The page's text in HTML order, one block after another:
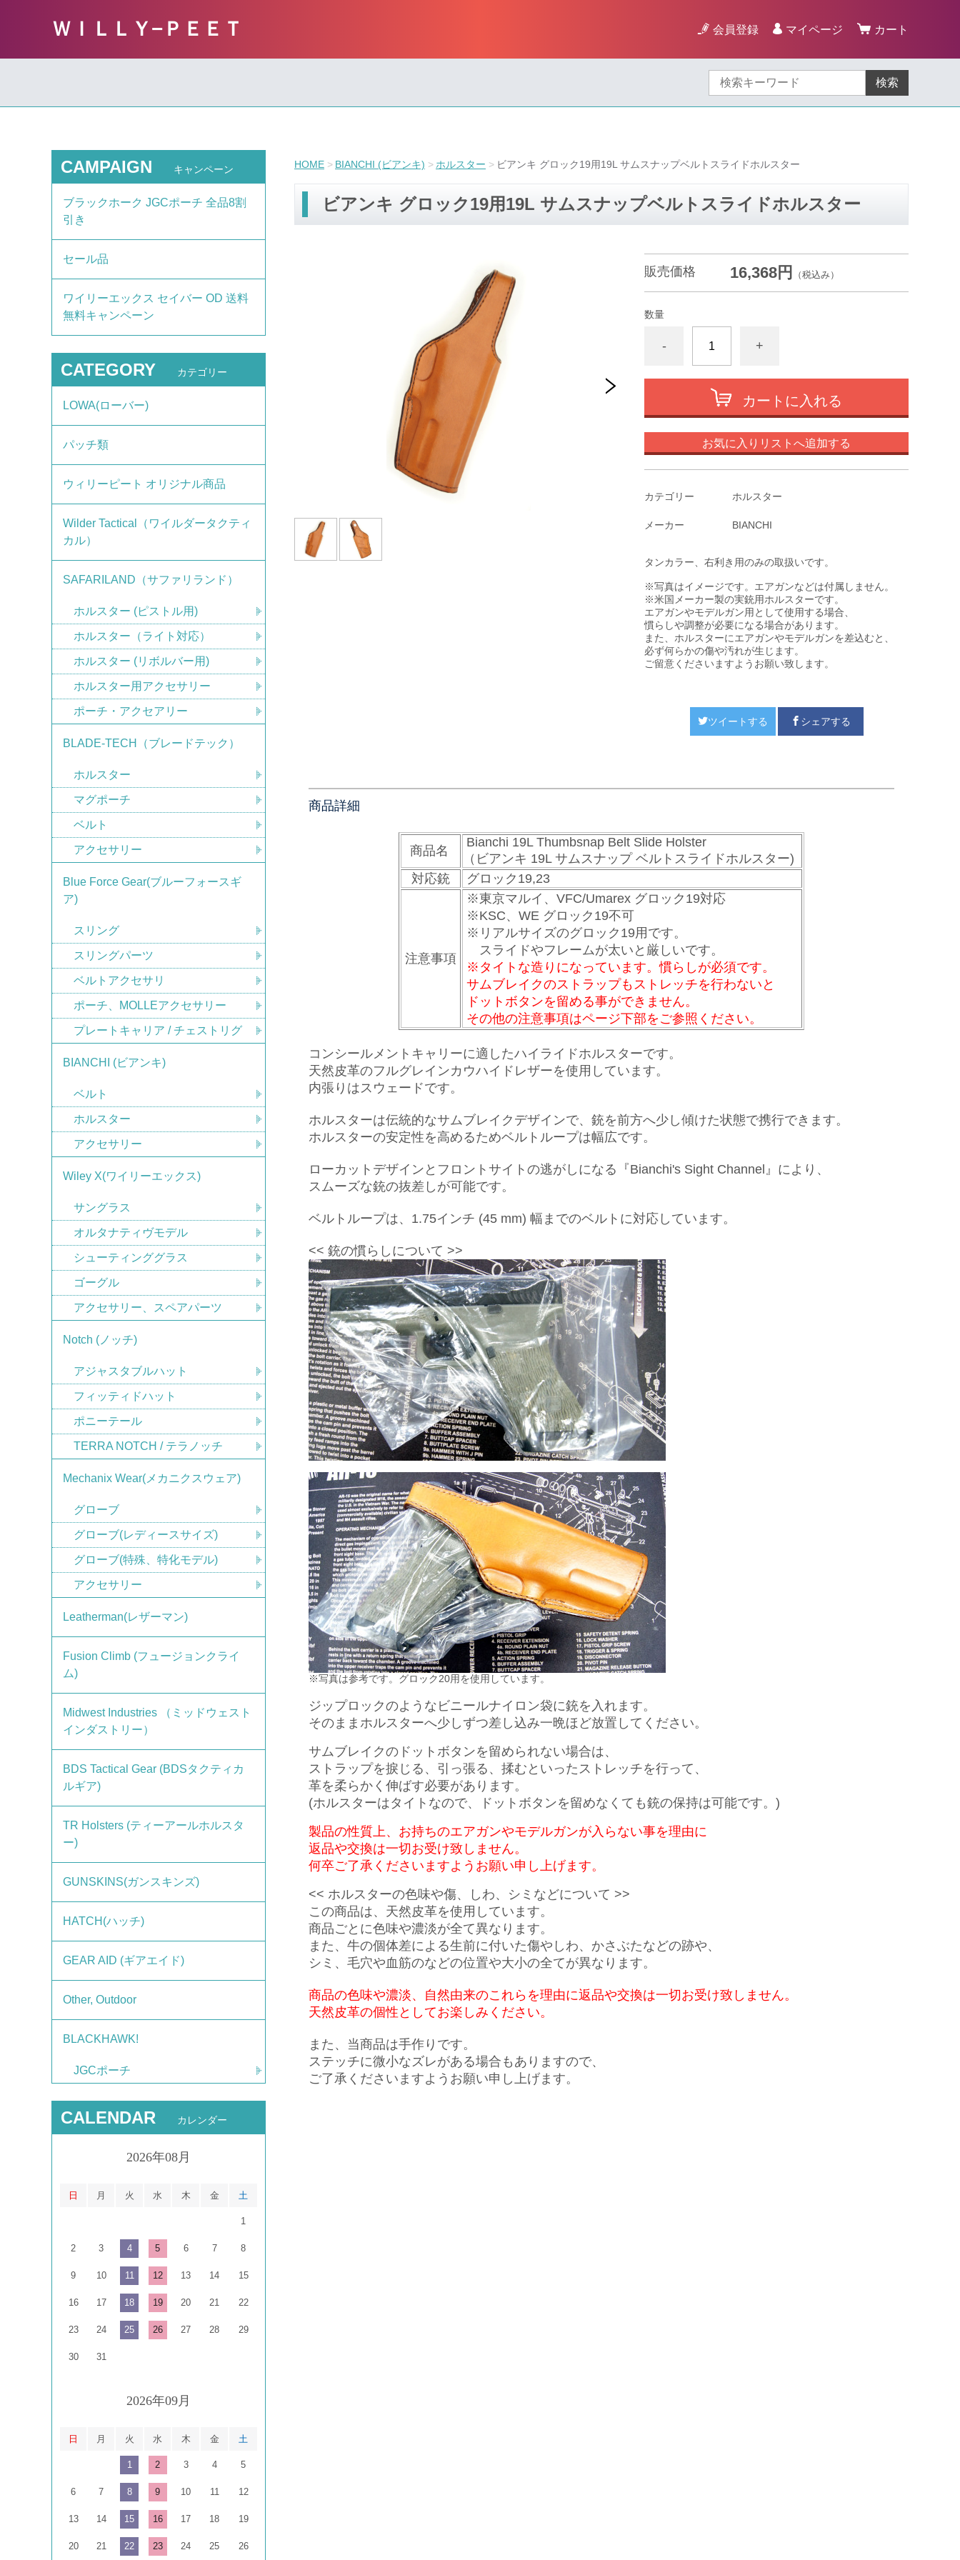
ＷＩＬＬＹ−ＰＥＥＴ 会員登録 マイページ カート
検索
HOME BIANCHI (ビアンキ) ホルスター ビアンキ グロック19用19L サムスナップベルトスライドホルスター
ビアンキ グロック19用19L サムスナップベルトスライドホルスター
販売価格 16,368円 （税込み）
数量
- +
カートに入れる
お気に入りリストへ追加する
カテゴリー ホルスター
メーカー BIANCHI
タンカラー、右利き用のみの取扱いです。
※写真はイメージです。エアガンなどは付属しません。
※米国メーカー製の実銃用ホルスターです。
エアガンやモデルガン用として使用する場合、
慣らしや調整が必要になる場合があります。
また、ホルスターにエアガンやモデルガンを差込むと、
必ず何らかの傷や汚れが生じます。
ご留意くださいますようお願い致します。
ツイートする シェアする
商品詳細
商品名
Bianchi 19L Thumbsnap Belt Slide Holster
（ビアンキ 19L サムスナップ ベルトスライドホルスター)
対応銃
グロック19,23
注意事項
※東京マルイ、VFC/Umarex グロック19対応
※KSC、WE グロック19不可
※リアルサイズのグロック19用です。
スライドやフレームが太いと厳しいです。
※タイトな造りになっています。慣らしが必須です。
サムブレイクのストラップもストレッチを行わないと
ドットボタンを留める事ができません。
その他の注意事項はページ下部をご参照ください。
コンシールメントキャリーに適したハイライドホルスターです。
天然皮革のフルグレインカウハイドレザーを使用しています。
内張りはスウェードです。
ホルスターは伝統的なサムブレイクデザインで、銃を前方へ少し傾けた状態で携行できます。
ホルスターの安定性を高めるためベルトループは幅広です。
ローカットデザインとフロントサイトの逃がしになる『Bianchi's Sight Channel 』により、
スムーズな銃の抜差しが可能です。
ベルトループは、1.75インチ (45 mm) 幅までのベルトに対応しています。
<< 銃の慣らしについて >>
※写真は参考です。グロック20用を使用しています。
ジップロックのようなビニールナイロン袋に銃を入れます。
そのままホルスターへ少しずつ差し込み一晩ほど放置してください。
サムブレイクのドットボタンを留められない場合は、
ストラップを捩じる、引っ張る、揉むといったストレッチを行って、
革を柔らかく伸ばす必要があります。
(ホルスターはタイトなので、ドットボタンを留めなくても銃の保持は可能です。)
製品の性質上、お持ちのエアガンやモデルガンが入らない事を理由に
返品や交換は一切お受け致しません。
何卒ご了承くださいますようお願い申し上げます。
<< ホルスターの色味や傷、しわ、シミなどについて >>
この商品は、天然皮革を使用しています。
商品ごとに色味や濃淡が全て異なります。
また、牛の個体差による生前に付いた傷やしわ、かさぶたなどの跡や、
シミ、 毛穴や血筋のなどの位置や大小の全てが異なります。
商品の色味や濃淡、自然由来のこれらを理由に返品や交換は一切お受け致しません。
天然皮革の個性としてお楽しみください。
また、当商品は手作りです。
ステッチに微小なズレがある場合もありますので、
ご了承くださいますようお願い申し上げます。
CAMPAIGN キャンペーン
ブラックホーク JGCポーチ 全品8割
引き
セール品
ワイリーエックス セイバー OD 送料
無料キャンペーン
CATEGORY カテゴリー
LOWA(ローバー)
パッチ類
ウィリーピート オリジナル商品
Wilder Tactical（ワイルダータクティ
カル）
SAFARILAND（サファリランド）
ホルスター (ピストル用)
ホルスター（ライト対応）
ホルスター (リボルバー用)
ホルスター用アクセサリー
ポーチ・アクセアリー
BLADE-TECH（ブレードテック）
ホルスター
マグポーチ
ベルト
アクセサリー
Blue Force Gear(ブルーフォースギ
ア)
スリング
スリングパーツ
ベルトアクセサリ
ポーチ、MOLLEアクセサリー
プレートキャリア / チェストリグ
BIANCHI (ビアンキ)
ベルト
ホルスター
アクセサリー
Wiley X(ワイリーエックス)
サングラス
オルタナティヴモデル
シューティンググラス
ゴーグル
アクセサリー、スペアパーツ
Notch (ノッチ)
アジャスタブルハット
フィッティドハット
ポニーテール
TERRA NOTCH / テラノッチ
Mechanix Wear(メカニクスウェア)
グローブ
グローブ(レディースサイズ)
グローブ(特殊、特化モデル)
アクセサリー
Leatherman(レザーマン)
Fusion Climb (フュージョンクライ
ム)
Midwest Industries （ミッドウェスト
インダストリー）
BDS Tactical Gear (BDSタクティカ
ルギア)
TR Holsters (ティーアールホルスタ
ー)
GUNSKINS(ガンスキンズ)
HATCH(ハッチ)
GEAR AID (ギアエイド)
Other, Outdoor
BLACKHAWK!
JGCポーチ
CALENDAR カレンダー
2026年08月
日 月 火 水 木 金 土
1
2 3 4 5 6 7 8
9 10 11 12 13 14 15
16 17 18 19 20 21 22
23 24 25 26 27 28 29
30 31
2026年09月
日 月 火 水 木 金 土
1 2 3 4 5
6 7 8 9 10 11 12
13 14 15 16 17 18 19
20 21 22 23 24 25 26